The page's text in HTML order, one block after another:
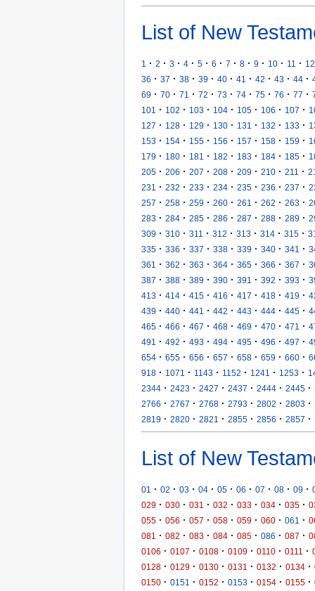
List of New
1 · 2 · 3 · 4 · 5 · 6 · 7 · 8 · 9 · 10 · 11 · 12
36 · 37 · 38 · 39 · 40 · 41 · 42 · 43 · 44 ·
69 · 70 · 71 · 72 · 73 · 74 · 75 · 76 · 77 ·
101
· 102 · 103 · 104 · 105 · 106 · 107 ·
127 · 128 · 129 · 130 · 131 · 132 · 133 ·
153 · 154 · 155 · 156 · 157 · 158 · 159 ·
179 · 180 · 181 · 182 · 183 · 184 · 185 ·
205 · 206 · 207 · 208 · 209 · 210 · 211 ·
231
· 232 · 233 · 234 · 235 · 236 · 237 ·
257 · 258 · 259 · 260 · 261 · 262 · 263 ·
283 · 284 · 285 · 286 · 287 · 288 · 289 ·
309 · 310 · 311 · 312 · 313 · 314 · 315 ·
335 · 336 · 337 · 338 · 339 · 340 · 341 ·
361
· 362 · 363 · 364 · 365 · 366 · 367 ·
387 · 388 · 389 · 390 · 391 · 392 · 393 ·
413 · 414 · 415 · 416 · 417 · 418 · 419 ·
439 · 440 · 441 · 442 · 443 · 444 · 445 ·
465 · 466 · 467 · 468 · 469 · 470 · 471 ·
491
· 492 · 493 · 494 · 495 · 496 · 497 ·
654 · 655 · 656 · 657 · 658 · 659 · 660 ·
918 · 1071 · 1143 · 1152 · 1241 · 1253 ·
2344 · 2423 · 2427 · 2437 · 2444 · 2445 ·
2766 · 2767 · 2768 · 2793 · 2802 · 2803 ·
2819 · 2820 · 2821 · 2855 · 2856 · 2857 ·
List of New
01 · 02 · 03 · 04 · 05 · 06 · 07 · 08 · 09 ·
029 · 030 · 031 · 032 · 033 · 034 · 035 ·
055 · 056 · 057 · 058 · 059 · 060 · 061 ·
081
· 082 · 083 · 084 · 085 · 086 · 087 ·
0106 · 0107 · 0108 · 0109 · 0110 · 0111 ·
0128 · 0129 · 0130 · 0131 · 0132 · 0134 ·
0150 · 0151 · 0152 · 0153 · 0154 · 0155 ·